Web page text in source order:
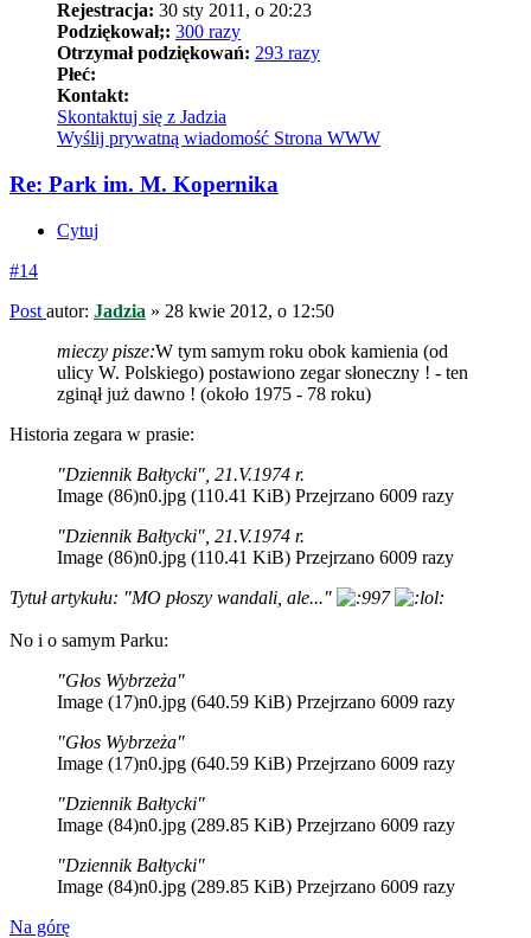
Rejestracja: 30 sty 2011, o 20:23
Podziękował;: 300 razy
Otrzymał podziękowań: 293 razy
Płeć:
Kontakt:
Skontaktuj się z Jadzia
Wyślij prywatną wiadomość Strona WWW
Re: Park im. M. Kopernika
Cytuj
#14
Post autor: Jadzia » 28 kwie 2012, o 12:50
mieczy pisze:W tym samym roku obok kamienia (od
ulicy W. Polskiego) postawiono zegar słoneczny ! - ten
zginął już dawno ! (około 1975 - 78 roku)
Historia zegara w prasie:
"Dziennik Bałtycki", 21.V.1974 r.
Image (86)n0.jpg (110.41 KiB) Przejrzano 6009 razy
"Dziennik Bałtycki", 21.V.1974 r.
Image (86)n0.jpg (110.41 KiB) Przejrzano 6009 razy
Tytuł artykułu: "MO płoszy wandali, ale..."
No i o samym Parku:
"Głos Wybrzeża"
Image (17)n0.jpg (640.59 KiB) Przejrzano 6009 razy
"Głos Wybrzeża"
Image (17)n0.jpg (640.59 KiB) Przejrzano 6009 razy
"Dziennik Bałtycki"
Image (84)n0.jpg (289.85 KiB) Przejrzano 6009 razy
"Dziennik Bałtycki"
Image (84)n0.jpg (289.85 KiB) Przejrzano 6009 razy
Na górę